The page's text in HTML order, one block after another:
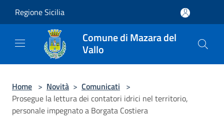
Regione Sicilia
Comune di Mazara del
Vallo
Home > Novità > Comunicati >
Prosegue la lettura dei contatori idrici nel territorio,
personale impegnato a Borgata Costiera